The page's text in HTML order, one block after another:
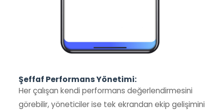
Şeffaf Performans Yönetimi:
Her çalışan kendi performans değerlendirmesini
görebilir, yöneticiler ise tek ekrandan ekip gelişimini